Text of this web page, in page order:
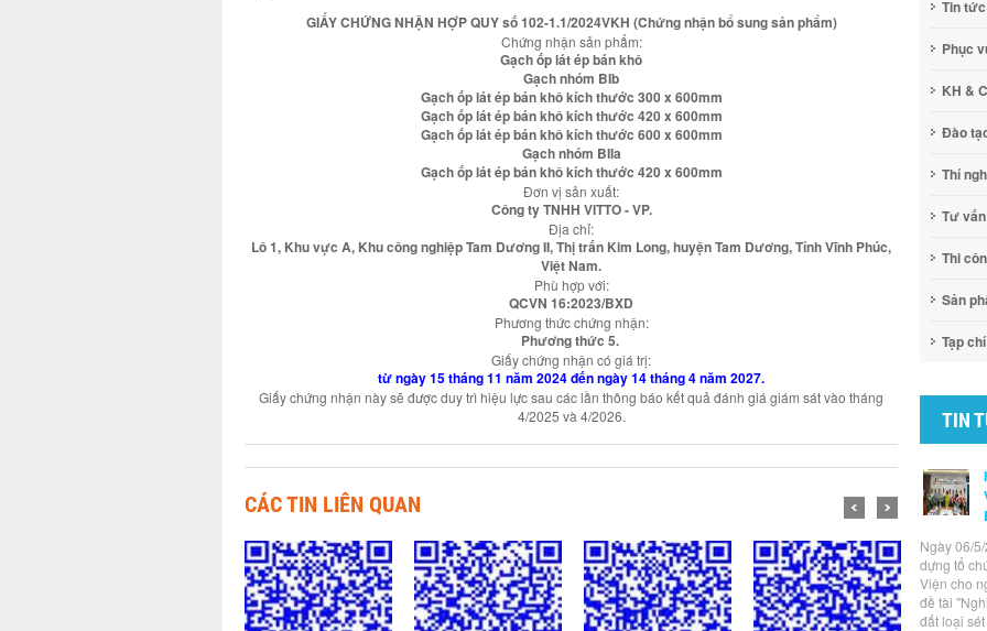
GIẤY CHỨNG NHẬN HỢP QUY số 102-1.1/2024VKH (Chứng nhận bổ sung sản phẩm)
Chứng nhận sản phẩm:
Gạch ốp lát ép bán khô
Gạch nhóm BIb
Gạch ốp lát ép bán khô kích thước 300 x 600mm
Gạch ốp lát ép bán khô kích thước 420 x 600mm
Gạch ốp lát ép bán khô kích thước 600 x 600mm
Gạch nhóm BIIa
Gạch ốp lát ép bán khô kích thước 420 x 600mm
Đơn vị sản xuất:
Công ty TNHH VITTO - VP.
Địa chỉ:
Lô 1, Khu vực A, Khu công nghiệp Tam Dương II, Thị trấn Kim Long, huyện Tam Dương, Tỉnh Vĩnh Phúc,
Việt Nam.
Phù hợp với:
QCVN 16:2023/BXD
Phương thức chứng nhận:
Phương thức 5.
Giấy chứng nhận có giá trị:
từ ngày 15 tháng 11 năm 2024 đến ngày 14 tháng 4 năm 2027.
Giấy chứng nhận này sẽ được duy trì hiệu lực sau các lần thông báo kết quả đánh giá giám sát vào tháng
4/2025 và 4/2026.
CÁC TIN LIÊN QUAN
Tin tức
Phục
KH &
Đào
Thí
Tư vấn
Thi
Sản
Tạp chí
TIN
Ngày 06/
dựng tổ
Viện cho
đề tài
đất loại